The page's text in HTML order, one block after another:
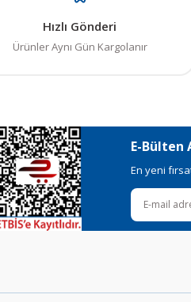
Hızlı Gönderi
Ürünler Aynı Gün Kargolanır
E-Bülten
En yeni